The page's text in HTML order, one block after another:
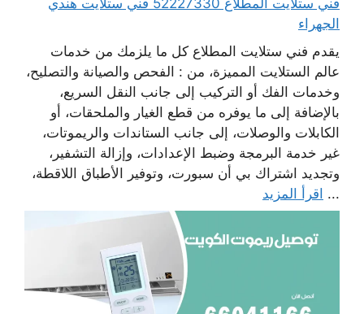
فني ستلايت المطلاع 52227330 فني ستلايت هندي
الجهراء
يقدم فني ستلايت المطلاع كل ما يلزمك من خدمات
عالم الستلايت المميزة، من : الفحص والصيانة والتصليح،
وخدمات الفك أو التركيب إلى جانب النقل السريع،
بالإضافة إلى ما يوفره من قطع الغيار والملحقات، أو
الكابلات والوصلات، إلى جانب الستاندات والريموتات،
غير خدمة البرمجة وضبط الإعدادات، وإزالة التشفير،
وتجديد اشتراك بي أن سبورت، وتوفير الأطباق اللاقطة،
... اقرأ المزيد